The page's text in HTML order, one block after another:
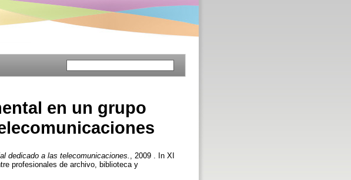
en un grupo
dedicado a las telecomunicaciones.
, 2009 . In XI
profesionales de archivo, biblioteca y